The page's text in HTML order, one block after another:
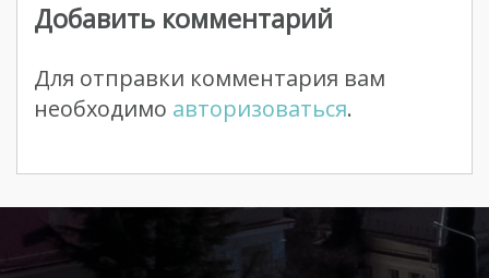
записям
Добавить комментарий
Для отправки комментария вам
необходимо авторизоваться.